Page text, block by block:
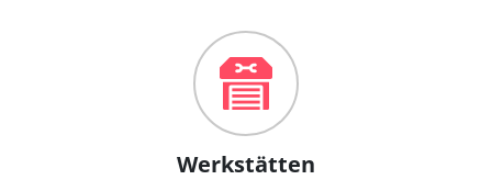
Werkstätten